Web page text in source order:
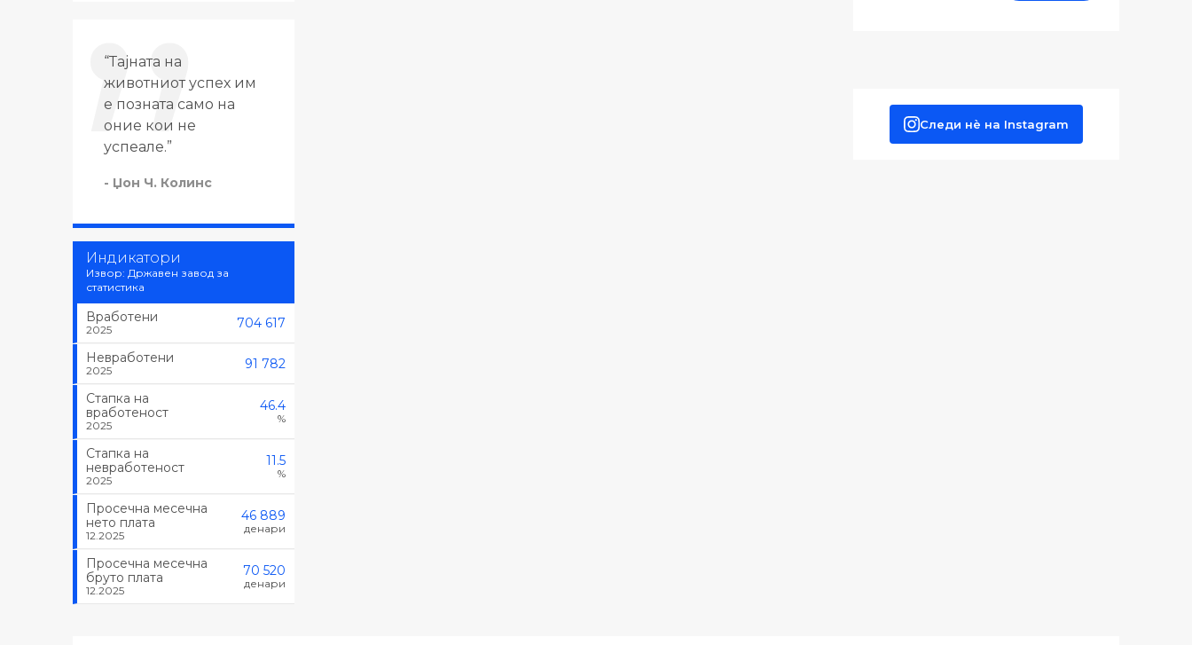
животниот успех им
е позната само на
оние кои не
- Џон Ч. Колинс
животот не е во тоа
Индикатори
Извор: Државен завод за
статистика
Вработени
2025 704 617
Невработени
2025 91 782
Стапка на
вработеност
2025
46.4
%
Стапка на
невработеност
2025
11.5
%
Просечна месечна
нето плата
12.2025
46 889
денари
Просечна месечна
бруто плата
12.2025
70 520
денари
Следи нè на Instagram